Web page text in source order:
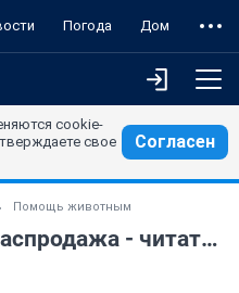
Погода Дом
cookie-
свое
Согласен
Помощь животным
Благотворительная распродажа - читать первый пост! (часть 9)